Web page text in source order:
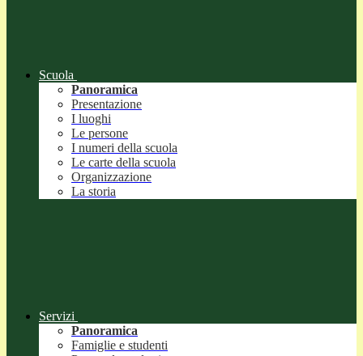
Scuola
Panoramica
Presentazione
I luoghi
Le persone
I numeri della scuola
Le carte della scuola
Organizzazione
La storia
Servizi
Panoramica
Famiglie e studenti